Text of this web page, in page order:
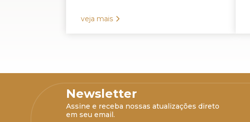
veja mais
Newsletter
Assine e receba nossas atualizações direto
em seu email.